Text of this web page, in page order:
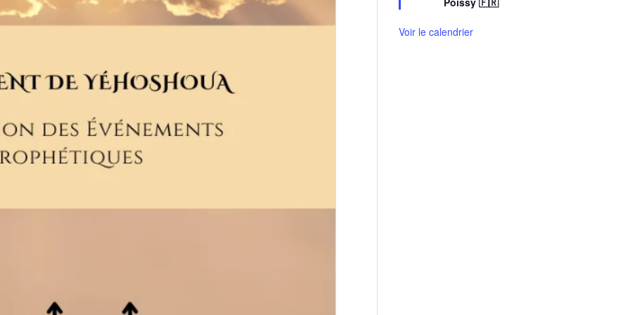
a
a
Voir le calendrier